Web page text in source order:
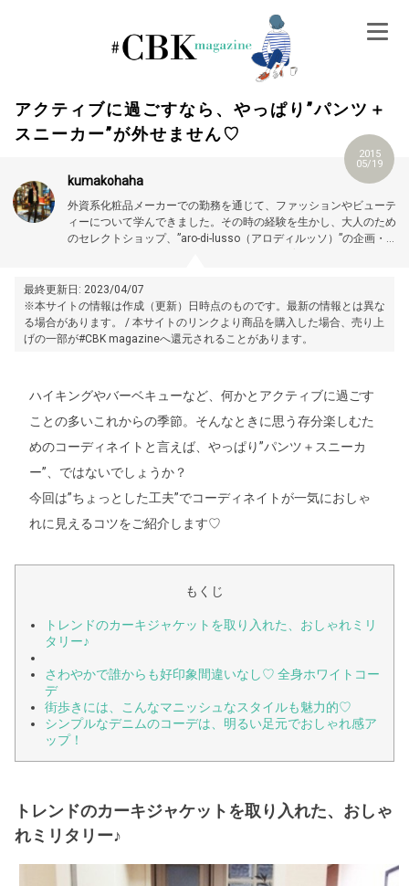
アクティブに過ごすなら、やっぱり”パンツ＋
スニーカー”が外せません♡
2015
05/19
kumakohaha
外資系化粧品メーカーでの勤務を通じて、ファッションやビューテ
ィーについて学んできました。その時の経験を生かし、大人のため
のセレクトショップ、”aro-di-lusso（アロディルッソ）”の企画・運
に、カジュアルからビジネスまで幅広く着こなすのが目標です！
lusso（アロディルッソ）
最終更新日: 2023/04/07
※本サイトの情報は作成（更新）日時点のものです。最新の情報とは異な
る場合があります。 / 本サイトのリンクより商品を購入した場合、売り上
げの一部が#CBK magazineへ還元されることがあります。
ハイキングやバーベキューなど、何かとアクティブに過ごす
ことの多いこれからの季節。そんなときに思う存分楽しむた
めのコーディネイトと言えば、やっぱり”パンツ＋スニーカ
ー”、ではないでしょうか？
今回は”ちょっとした工夫”でコーディネイトが一気におしゃ
れに見えるコツをご紹介します♡
もくじ
トレンドのカーキジャケットを取り入れた、おしゃれミリ
タリー♪
さわやかで誰からも好印象間違いなし♡ 全身ホワイトコー
デ
街歩きには、こんなマニッシュなスタイルも魅力的♡
シンプルなデニムのコーデは、明るい足元でおしゃれ感ア
ップ！
トレンドのカーキジャケットを取り入れた、おしゃ
れミリタリー♪